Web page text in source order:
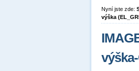
Nyní jste zde:
výška